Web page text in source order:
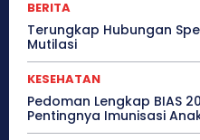
BERITA
Terungkap Hubungan
Mutilasi
KESEHATAN
Pedoman Lengkap BIAS
Pentingnya Imunisasi